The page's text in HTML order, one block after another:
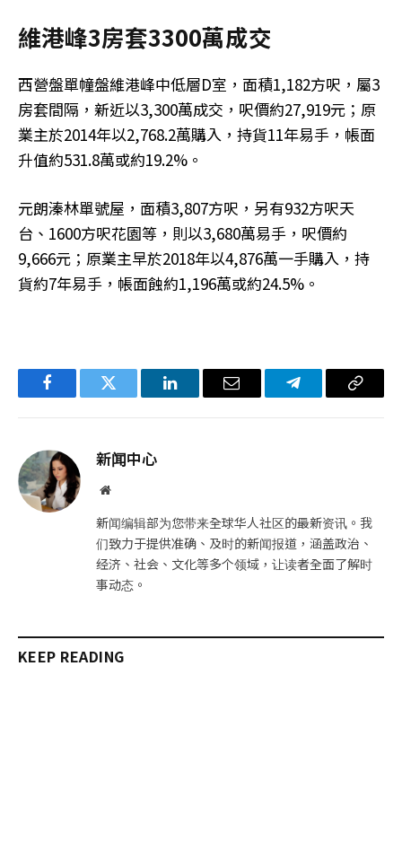
維港峰3房套3300萬成交
西營盤單幢盤維港峰中低層D室，面積1,182方呎，屬3
房套間隔，新近以3,300萬成交，呎價約27,919元；原
業主於2014年以2,768.2萬購入，持貨11年易手，帳面
升值約531.8萬或約19.2%。
元朗溱林單號屋，面積3,807方呎，另有932方呎天
台、1600方呎花園等，則以3,680萬易手，呎價約
9,666元；原業主早於2018年以4,876萬一手購入，持
貨約7年易手，帳面蝕約1,196萬或約24.5%。
FacebookTwitter LinkedIn电
Telegram复
新闻中心
网
新闻编辑部为您带来全球华人社区的最新资讯。我
们致力于提供准确、及时的新闻报道，涵盖政治、
经济、社会、文化等多个领域，让读者全面了解时
事动态。
KEEP READING